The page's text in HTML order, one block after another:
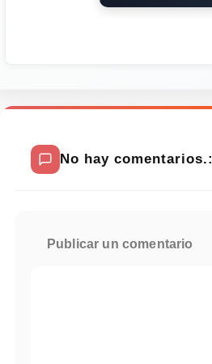
No hay comentarios.:
Publicar un comentario